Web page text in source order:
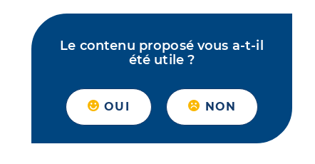
Le contenu proposé vous a-t-il
été utile ?
OUI NON